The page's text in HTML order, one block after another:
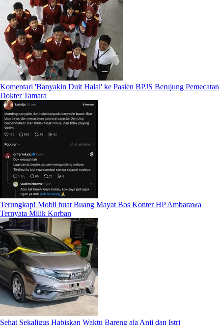
Komentari 'Banyakin Duit Halal' ke Pasien BPJS Berujung Pemecatan
Dokter Tamara
Terungkap! Mobil buat Buang Mayat Bos Konter HP Ambarawa
Ternyata Milik Korban
Sehat Sekaligus Habiskan Waktu Bareng ala Anji dan Istri